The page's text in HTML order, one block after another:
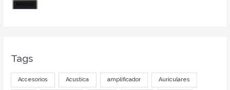
Tags
Accesorios Acustica amplificador Auriculares